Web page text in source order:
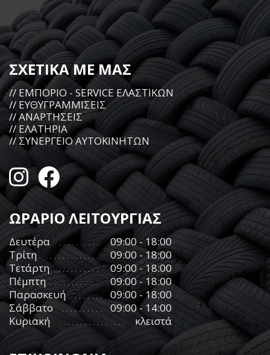
ΣΧΕΤΙΚΑ ΜΕ ΜΑΣ
// ΕΜΠΟΡΙΟ - SERVICE ΕΛΑΣΤΙΚΩΝ
// ΕΥΘΥΓΡΑΜΜΙΣΕΙΣ
// ΑΝΑΡΤΗΣΕΙΣ
// ΕΛΑΤΗΡΙΑ
// ΣΥΝΕΡΓΕΙΟ ΑΥΤΟΚΙΝΗΤΩΝ
ΩΡΑΡΙΟ ΛΕΙΤΟΥΡΓΙΑΣ
Δευτέρα
09:00 - 18:00
Τρίτη
09:00 - 18:00
Τετάρτη
09:00 - 18:00
Πέμπτη
09:00 - 18:00
Παρασκευή
09:00 - 18:00
Σάββατο
09:00 - 14:00
Κυριακή
κλειστά